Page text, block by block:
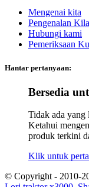
Mengenai kita
Pengenalan
Hubungi kami
Pemeriksaan
Hantar pertanyaan:
Bersedia
Tidak ada yang
Ketahui
produk terkini
Klik untuk
© Copyright - 2010-